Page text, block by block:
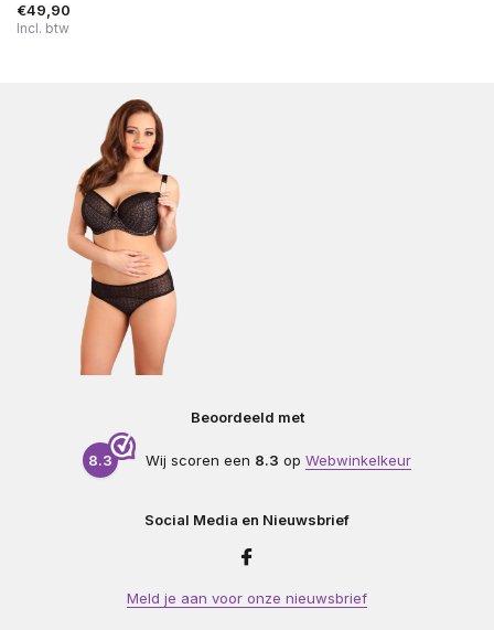
€49,90
Incl. btw
Beoordeeld met
8.3 Wij scoren een 8.3 op Webwinkelkeur
Social Media en Nieuwsbrief
Meld je aan voor onze nieuwsbrief